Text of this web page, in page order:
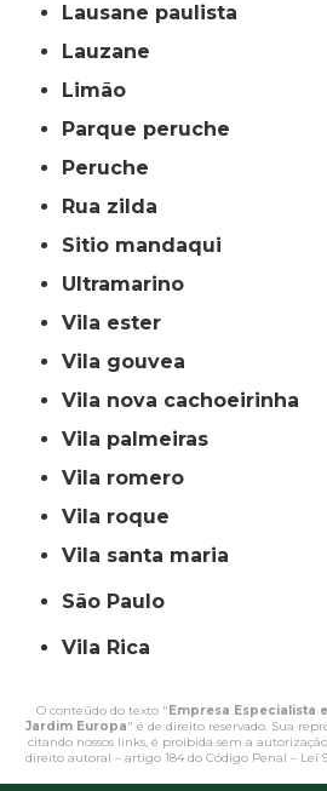
lausane paulista
lauzane
limão
parque peruche
peruche
rua zilda
sitio mandaqui
ultramarino
vila ester
vila gouvea
vila nova cachoeirinha
vila palmeiras
vila romero
vila roque
vila santa maria
São Paulo
Vila Rica
O conteúdo do texto "Empresa Especialista
Jardim Europa" é de direito reservado. Sua
citando nossos links, é proibida sem a
direito autoral – artigo 184 do Código Penal – Lei